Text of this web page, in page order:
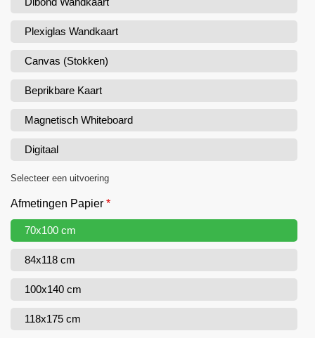
Plexiglas Wandkaart
Canvas (Stokken)
Beprikbare Kaart
Magnetisch Whiteboard
Digitaal
Selecteer een uitvoering
Afmetingen Papier *
70x100 cm
84x118 cm
100x140 cm
118x175 cm